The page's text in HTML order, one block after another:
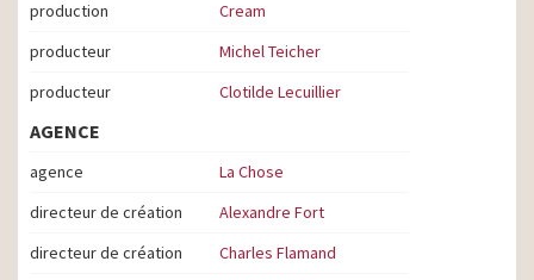
production
Cream
producteur
Michel Teicher
producteur
Clotilde Lecuillier
AGENCE
agence
La Chose
directeur de création
Alexandre Fort
directeur de création
Charles Flamand